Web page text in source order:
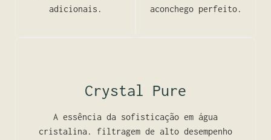
adicionais.
aconchego perfeito.
Crystal Pure
A essência da sofisticação em água
cristalina. filtragem de alto desempenho